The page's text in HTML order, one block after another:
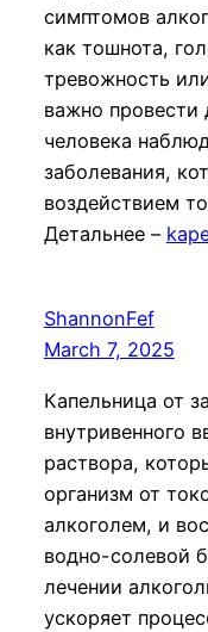
симптомов
как тошнота,
тревожность
важно провести
человека
заболевания,
воздействием
Детальнее –
ShannonFef
March 7, 2025
Капельница от
внутривенного
раствора,
организм от
алкоголем, и
водно-солевой
лечении
ускоряет